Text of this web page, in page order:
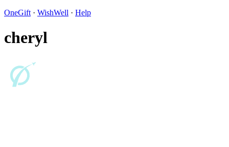
OneGift · WishWell · Help
cheryl